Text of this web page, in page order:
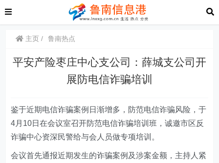
主页 鲁南热点
平安产险枣庄中心支公司：薛城支公司开
展防电信诈骗培训
鉴于近期电信诈骗案例日渐增多，防范电信诈骗风险，于
4月10日在会议室召开防范电信诈骗培训班，诚邀市区反
诈骗中心资深民警给与会人员做专项培训。
会议首先通报近期发生的诈骗案例及涉案金额，主持人紧